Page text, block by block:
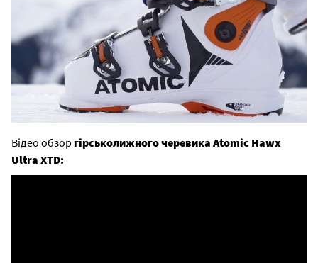
Відео обзор гірськолижного черевика Atomic Hawx
Ultra XTD: